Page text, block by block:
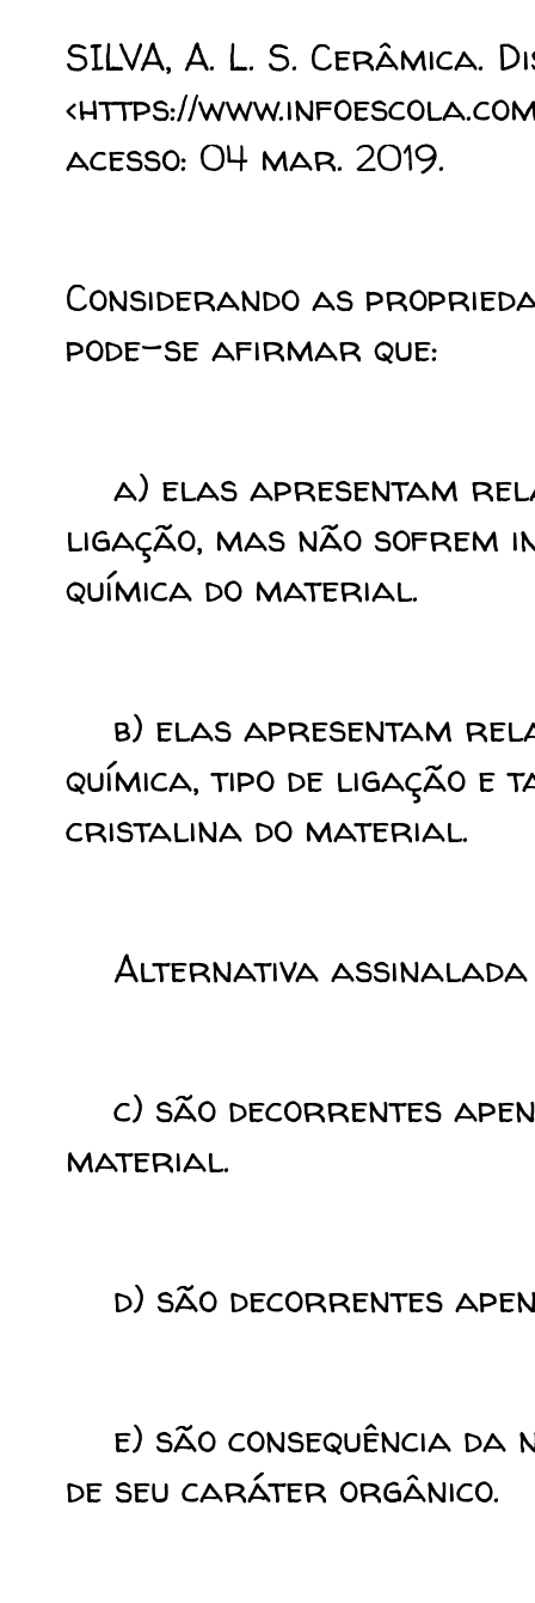
SILVA, A. L. S. Cerâmica.
<https://
acesso: 04 mar. 2019.
Considerando as
pode-se afirmar que:
a) elas apresentam
ligação, mas não sofrem
química do material.
b) elas apresentam
química, tipo de ligação e
cristalina do material.
Alternativa assinalada
c) são decorrentes
material.
d) são decorrentes
e) são consequência da
de seu caráter orgânico.